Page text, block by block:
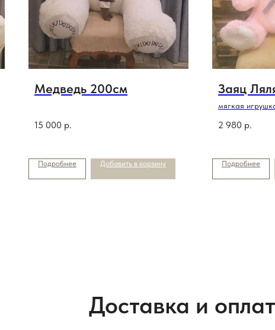
Медведь 200см
15 000 р.
Подробнее Добавить в корзину
Заяц
мягкая
2 980 р.
Подробнее
Доставка и